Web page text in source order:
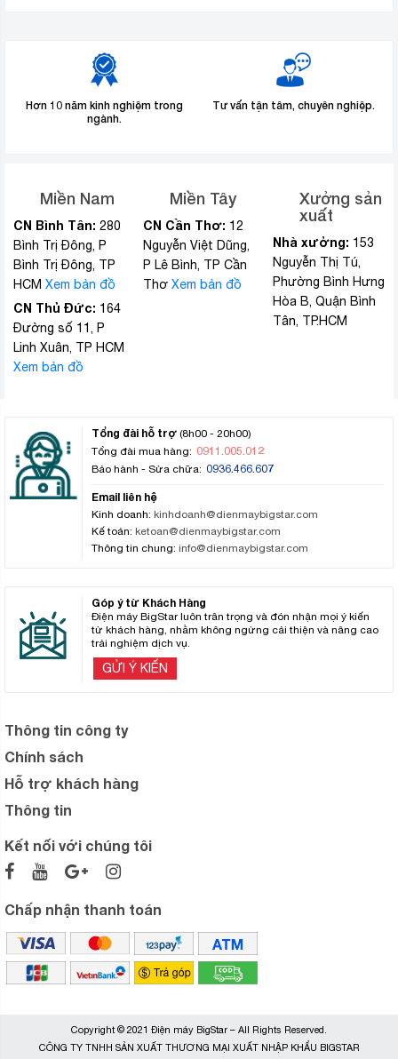
Hơn 10 năm kinh nghiệm trong
ngành.
Tư vấn tận tâm, chuyên nghiệp.
Miền Nam
CN Bình Tân: 280
Bình Trị Đông, P
Bình Trị Đông, TP
HCM Xem bản đồ
CN Thủ Đức: 164
Đường số 11, P
Linh Xuân, TP HCM
Xem bản đồ
Miền Tây
CN Cần Thơ: 12
Nguyễn Việt Dũng,
P Lê Bình, TP Cần
Thơ Xem bản đồ
Xưởng sản
xuất
Nhà xưởng: 153
Nguyễn Thị Tú,
Phường Bình Hưng
Hòa B, Quận Bình
Tân, TP.HCM
Tổng đài hỗ trợ (8h00 - 20h00)
Tổng đài mua hàng: 0911.005.012
Bảo hành - Sửa chữa: 0936.466.607
Email liên hệ
Kinh doanh: kinhdoanh@dienmaybigstar.com
Kế toán: ketoan@dienmaybigstar.com
Thông tin chung: info@dienmaybigstar.com
Góp ý từ Khách Hàng
Điện máy BigStar luôn trân trọng và đón nhận mọi ý kiến
từ khách hàng, nhằm không ngừng cải thiện và nâng cao
trải nghiệm dịch vụ.
GỬI Ý KIẾN
Thông tin công ty
Chính sách
Hỗ trợ khách hàng
Thông tin
Kết nối với chúng tôi
Chấp nhận thanh toán
Copyright © 2021 Điện máy BigStar – All Rights Reserved.
CÔNG TY TNHH SẢN XUẤT THƯƠNG MẠI XUẤT NHẬP KHẨU BIGSTAR